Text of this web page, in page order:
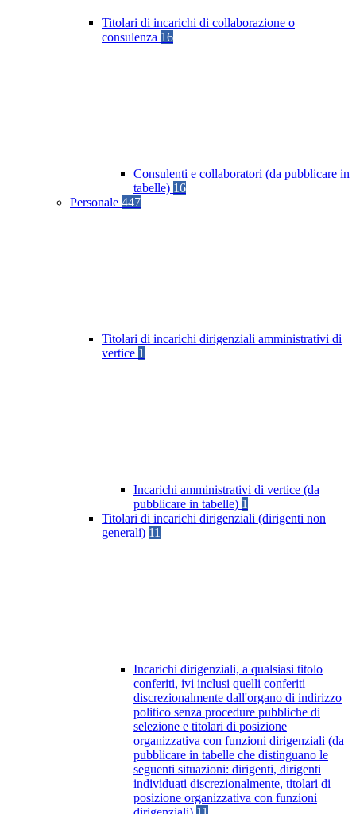
Titolari di incarichi di collaborazione o
consulenza 16
Consulenti e collaboratori (da pubblicare in
tabelle) 16
Personale 447
Titolari di incarichi dirigenziali amministrativi di
vertice 1
Incarichi amministrativi di vertice (da
pubblicare in tabelle) 1
Titolari di incarichi dirigenziali (dirigenti non
generali) 11
Incarichi dirigenziali, a qualsiasi titolo
conferiti, ivi inclusi quelli conferiti
discrezionalmente dall'organo di indirizzo
politico senza procedure pubbliche di
selezione e titolari di posizione
organizzativa con funzioni dirigenziali (da
pubblicare in tabelle che distinguano le
seguenti situazioni: dirigenti, dirigenti
individuati discrezionalmente, titolari di
posizione organizzativa con funzioni